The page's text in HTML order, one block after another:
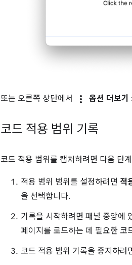
또는 오른쪽 상단에서 more_vert 옵션 더보기
코드 적용 범위 기록
코드 적용 범위를 캡처하려면 다음 단
적용 범위 범위를 설정하려면 적
을 선택합니다.
기록을 시작하려면 패널 중앙에
페이지를 로드하는 데 필요한 코
코드 적용 범위 기록을 중지하려